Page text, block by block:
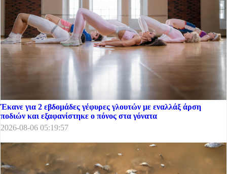
Έκανε για 2 εβδομάδες γέφυρες γλουτών με εναλλάξ άρση
ποδιών και εξαφανίστηκε ο πόνος στα γόνατα
2026-08-06 05:19:57